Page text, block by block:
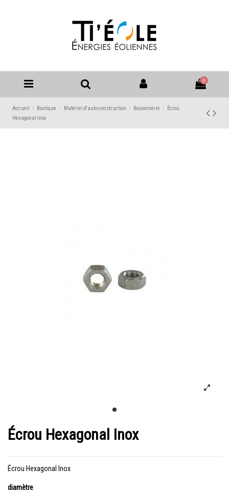
0
Accueil Boutique Matériel d'auto-construction Boulonnerie
Écrou
Hexagonal Inox
Écrou Hexagonal Inox
Écrou Hexagonal Inox
diamètre